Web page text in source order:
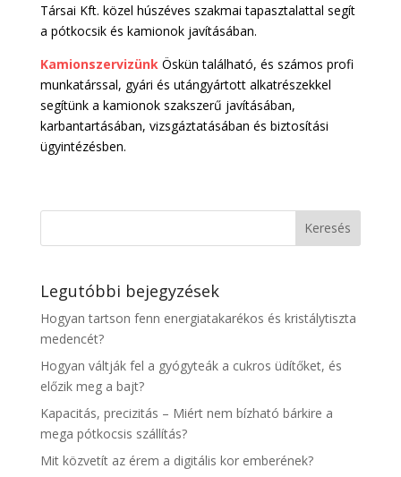
Társai Kft. közel húszéves szakmai tapasztalattal segít
a pótkocsik és kamionok javításában.
Kamionszervizünk Öskün található, és számos profi
munkatárssal, gyári és utángyártott alkatrészekkel
segítünk a kamionok szakszerű javításában,
karbantartásában, vizsgáztatásában és biztosítási
ügyintézésben.
Legutóbbi bejegyzések
Hogyan tartson fenn energiatakarékos és kristálytiszta
medencét?
Hogyan váltják fel a gyógyteák a cukros üdítőket, és
előzik meg a bajt?
Kapacitás, precizitás – Miért nem bízható bárkire a
mega pótkocsis szállítás?
Mit közvetít az érem a digitális kor emberének?